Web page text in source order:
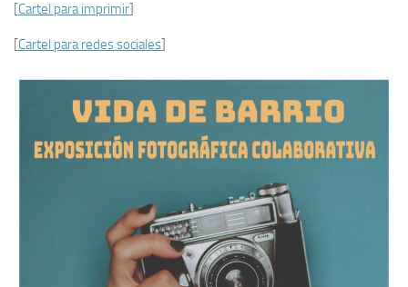
[Cartel para imprimir]
[Cartel para redes sociales]